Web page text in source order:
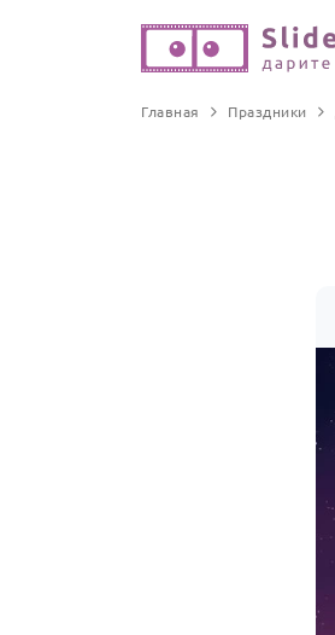
Главная Праздники